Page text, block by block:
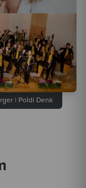
| Poldi Denk